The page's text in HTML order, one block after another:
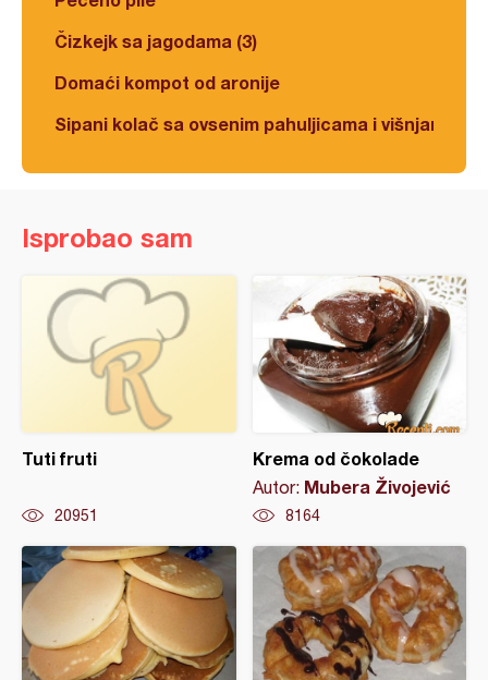
Čizkejk sa jagodama (3)
Domaći kompot od aronije
Sipani kolač sa ovsenim pahuljicama i višnjama
Isprobao sam
Tuti fruti
20951
Krema od čokolade
Autor: Mubera Živojević
8164